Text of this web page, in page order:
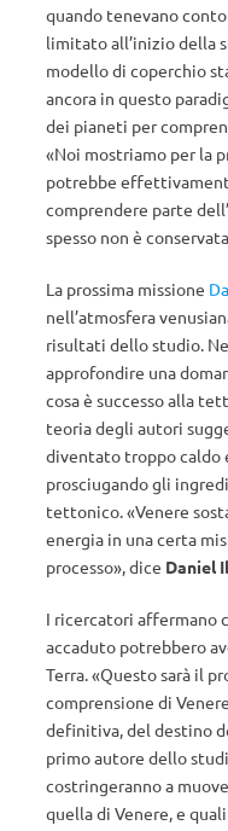
quando tenevano
limitato all’inizio della
modello di coperchio
ancora in questo
dei pianeti per
«Noi mostriamo per la
potrebbe
comprendere parte
spesso non è
La prossima missione
nell’atmosfera
risultati dello studio.
approfondire una
cosa è successo alla
teoria degli autori
diventato troppo caldo
prosciugando gli
tettonico. «Venere
energia in una certa
processo», dice Daniel
I ricercatori affermano
accaduto potrebbero
Terra. «Questo sarà il
comprensione di
definitiva, del destino
primo autore dello
costringeranno a
quella di Venere, e